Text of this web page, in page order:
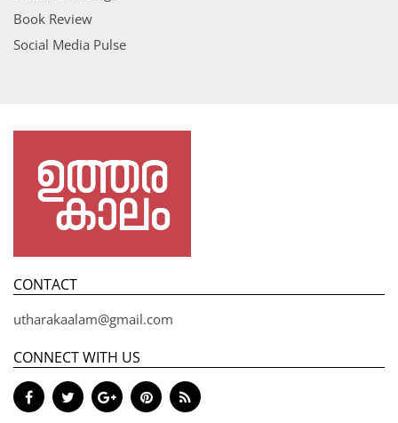
Book Review
Social Media Pulse
CONTACT
utharakaalam@gmail.com
CONNECT WITH US